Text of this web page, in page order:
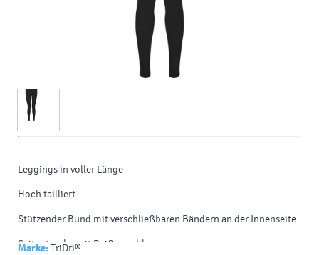
Leggings in voller Länge
Hoch tailliert
Stützender Bund mit verschließbaren Bändern an der Innenseite
Seitentasche mit Reißverschluss
Marke:TriDri®